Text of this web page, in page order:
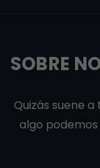
SOBRE
Quizás suene
algo podemos